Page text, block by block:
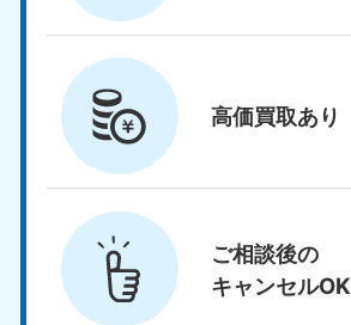
高価買取あり
ご相談後の
キャンセルOK